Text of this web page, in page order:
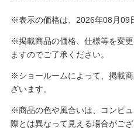
※表示の価格は、2026年08月09
※掲載商品の価格、仕様等を変
ますのでご了承ください。
※ショールームによって、掲載
ざいます。
※商品の色や風合いは、コンピ
際とは異なって見える場合がござ